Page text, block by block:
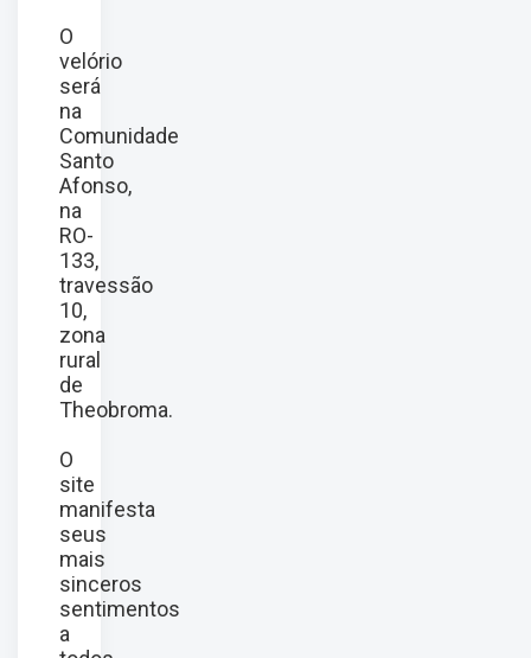
O
velório
será
na
Comunidade
Santo
Afonso,
na
RO-
133,
travessão
10,
zona
rural
de
Theobroma.
O
site
manifesta
seus
mais
sinceros
sentimentos
a